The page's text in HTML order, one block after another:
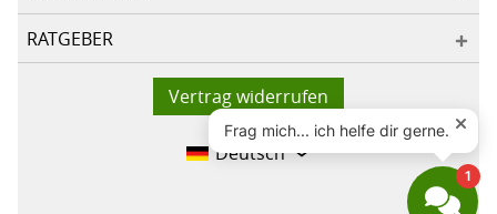
RATGEBER
Vertrag widerrufen
Deutsch